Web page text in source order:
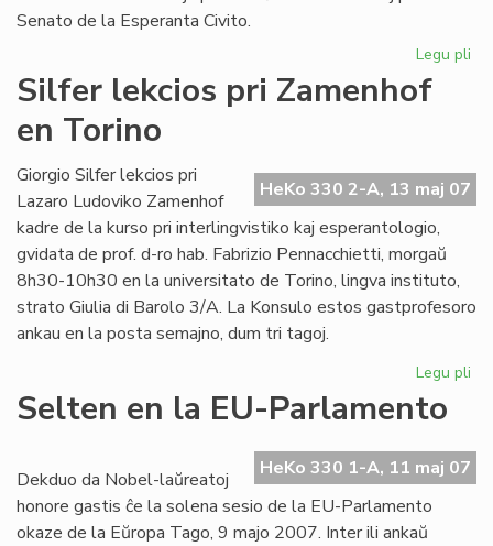
Senato de la Esperanta Civito.
Legu pli
Silfer lekcios pri Zamenhof
en Torino
HeKo 330 2-A, 13 maj 07
Giorgio Silfer lekcios pri
Lazaro Ludoviko Zamenhof
kadre de la kurso pri interlingvistiko kaj esperantologio,
gvidata de prof. d-ro hab. Fabrizio Pennacchietti, morgaŭ
8h30-10h30 en la universitato de Torino, lingva instituto,
strato Giulia di Barolo 3/A. La Konsulo estos gastprofesoro
ankau en la posta semajno, dum tri tagoj.
Legu pli
en
Selten en la EU-Parlamento
HeKo 330 1-A, 11 maj 07
Dekduo da Nobel-laŭreatoj
honore gastis ĉe la solena sesio de la EU-Parlamento
okaze de la Eŭropa Tago, 9 majo 2007. Inter ili ankaŭ